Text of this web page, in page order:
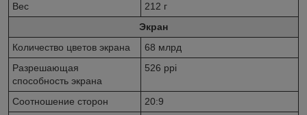
Вес
212 г
Экран
Количество цветов экрана
68 млрд
Разрешающая
способность экрана
526 ppi
Соотношение сторон
20:9